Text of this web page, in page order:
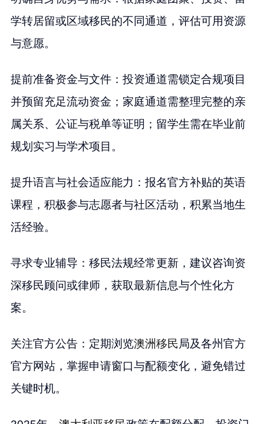
学转居留或区域移民的不同通道，评估可用资源
与意愿。
提前准备资金与文件：投资通道需锁定合规项目
并预留充足流动资金；家庭通道需整理完整的亲
属关系、公证与税单等证明；留学生需在毕业前
规划实习与学术项目。
提升语言与社会适应能力：报名官方补贴的英语
课程，积极参与志愿者与社区活动，积累当地生
活经验。
寻求专业辅导：移民法规经常更新，建议咨询资
深移民顾问或律师，获取最新信息与个性化方
案。
关注官方公告：定期浏览澳洲移民局及各州官方
官方网站，掌握申请窗口与配额变化，避免错过
关键时机。